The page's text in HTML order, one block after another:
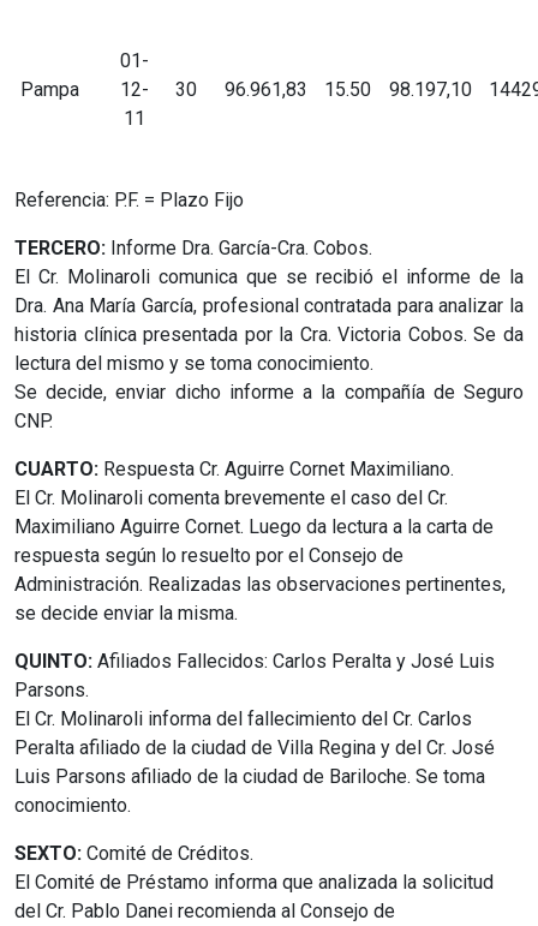
Pampa
01-
12-
11
30 96.961,83 15.50 98.197,10
Referencia: P.F. = Plazo Fijo
TERCERO: Informe Dra. García-Cra. Cobos.
El Cr. Molinaroli comunica que se recibió el informe de la
Dra. Ana María García, profesional contratada para analizar la
historia clínica presentada por la Cra. Victoria Cobos. Se da
lectura del mismo y se toma conocimiento.
Se decide, enviar dicho informe a la compañía de Seguro
CNP.
CUARTO: Respuesta Cr. Aguirre Cornet Maximiliano.
El Cr. Molinaroli comenta brevemente el caso del Cr.
Maximiliano Aguirre Cornet. Luego da lectura a la carta de
respuesta según lo resuelto por el Consejo de
Administración. Realizadas las observaciones pertinentes,
se decide enviar la misma.
QUINTO: Afiliados Fallecidos: Carlos Peralta y José Luis
Parsons.
El Cr. Molinaroli informa del fallecimiento del Cr. Carlos
Peralta afiliado de la ciudad de Villa Regina y del Cr. José
Luis Parsons afiliado de la ciudad de Bariloche. Se toma
conocimiento.
SEXTO: Comité de Créditos.
El Comité de Préstamo informa que analizada la solicitud
del Cr. Pablo Danei recomienda al Consejo de